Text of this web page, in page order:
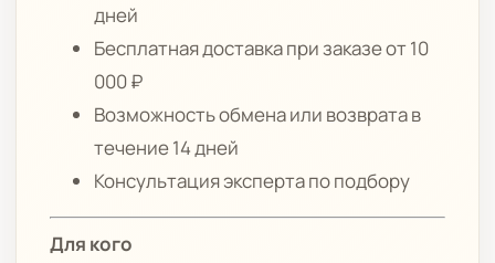
дней
Бесплатная доставка при заказе от 10
000 ₽
Возможность обмена или возврата в
течение 14 дней
Консультация эксперта по подбору
Для кого